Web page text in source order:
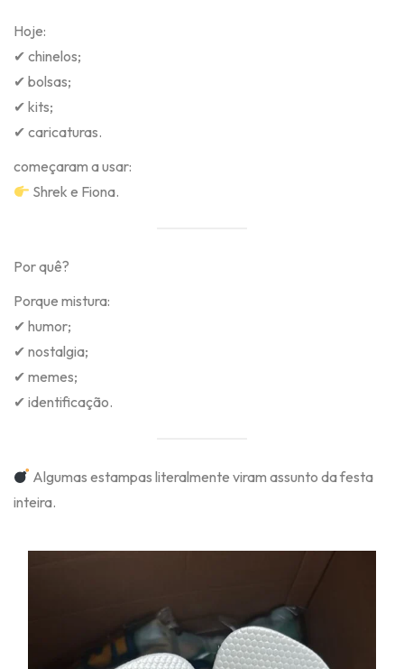
Hoje:
✔ chinelos;
✔ bolsas;
✔ kits;
✔ caricaturas.
começaram a usar:
Shrek e Fiona.
Por quê?
Porque mistura:
✔ humor;
✔ nostalgia;
✔ memes;
✔ identificação.
Algumas estampas literalmente viram assunto da festa
inteira.